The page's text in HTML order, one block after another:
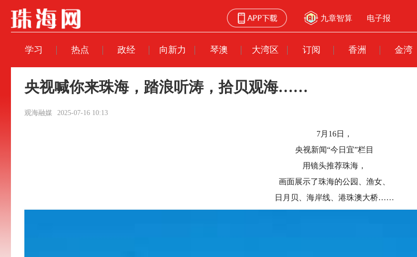
九章智算 电子报
学习 热点 政经 向新力 琴澳 大湾区 订阅 香洲 金湾
央视喊你来珠海，踏浪听涛，拾贝观海……
观海融媒 2025-07-16 10:13
7月16日，
央视新闻“今日宜”栏目
用镜头推荐珠海 ，
画面展示了珠海的公园、渔女、
日月贝、海岸线、港珠澳大桥……